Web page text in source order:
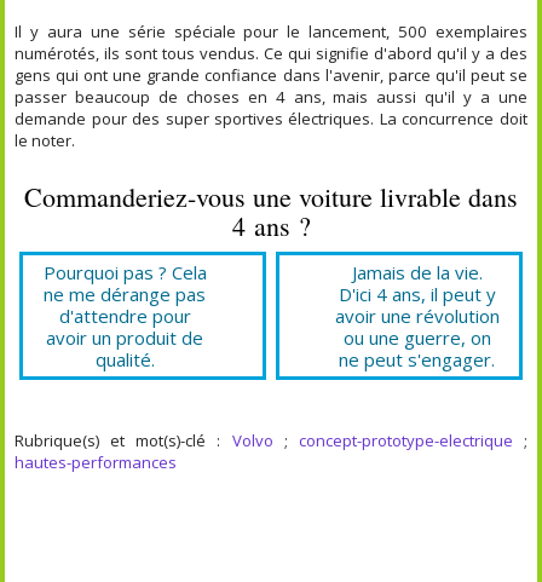
Il y aura une série spéciale pour le lancement, 500 exemplaires
numérotés, ils sont tous vendus. Ce qui signifie d'abord qu'il y a des
gens qui ont une grande confiance dans l'avenir, parce qu'il peut se
passer beaucoup de choses en 4 ans, mais aussi qu'il y a une
demande pour des super sportives électriques. La concurrence doit
le noter.
Commanderiez-vous une voiture livrable dans
4 ans ?
Pourquoi pas ? Cela
ne me dérange pas
d'attendre pour
avoir un produit de
qualité.
Jamais de la vie.
D'ici 4 ans, il peut y
avoir une révolution
ou une guerre, on
ne peut s'engager.
Rubrique(s) et mot(s)-clé : Volvo ; concept-prototype-electrique ;
hautes-performances